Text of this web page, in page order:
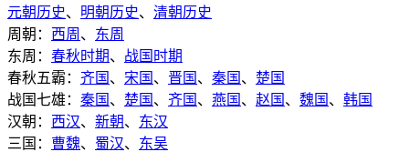
元朝历史、 明朝历史、 清朝历史
周朝： 西周 、 东周
东周： 春秋时期、 战国时期
春秋五霸： 齐国 、 宋国 、 晋国 、 秦国 、 楚国
战国七雄： 秦国 、 楚国 、 齐国 、 燕国 、 赵国 、 魏国 、 韩国
汉朝： 西汉、 新朝、 东汉
三国： 曹魏、 蜀汉、 东吴